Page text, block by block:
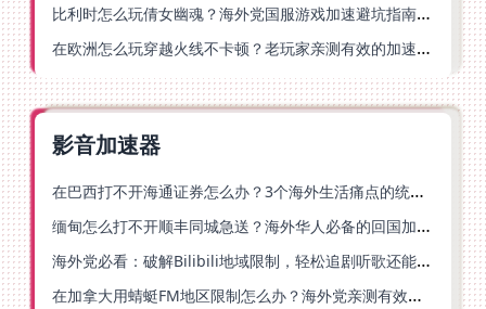
比利时怎么玩倩女幽魂？海外党国服游戏加速避坑指南（附实测推荐）
在欧洲怎么玩穿越火线不卡顿？老玩家亲测有效的加速器选择指南
影音加速器
在巴西打不开海通证券怎么办？3个海外生活痛点的统一解决方案
缅甸怎么打不开顺丰同城急送？海外华人必备的回国加速指南（附B站会员游戏解决方案）
海外党必看：破解Bilibili地域限制，轻松追剧听歌还能流畅理财的实用指南
在加拿大用蜻蜓FM地区限制怎么办？海外党亲测有效的回国加速方案